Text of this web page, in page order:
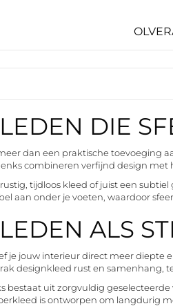
DIE
dan een praktische toevoeging
combineren verfijnd design
tijdloos kleed of juist een
aan onder je voeten, waardoor
ALS
je jouw interieur direct meer diepte
designkleed rust en samenhang,
bestaat uit zorgvuldig
is ontworpen om langdurig